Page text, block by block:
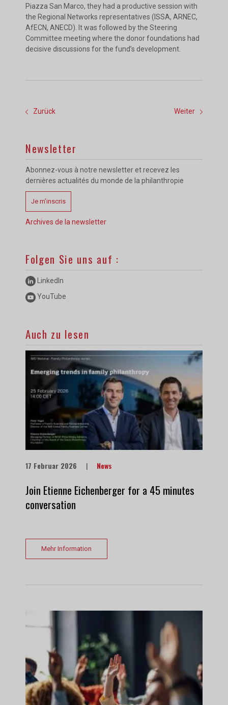
Piazza San Marco, they had a productive session with
the Regional Networks representatives (ISSA, ARNEC,
AfECN, ANECD). It was followed by the Steering
Committee meeting where the donor foundations had
decisive discussions for the fund’s development.
Zurück Weiter
Newsletter
Abonnez-vous à notre newsletter et recevez les
dernières actualités du monde de la philanthropie
Je m’inscris
Archives de la newsletter
Folgen Sie uns auf :
LinkedIn
YouTube
Auch zu lesen
17 Februar 2026 | News
Join Etienne Eichenberger for a 45 minutes
conversation
Mehr Information